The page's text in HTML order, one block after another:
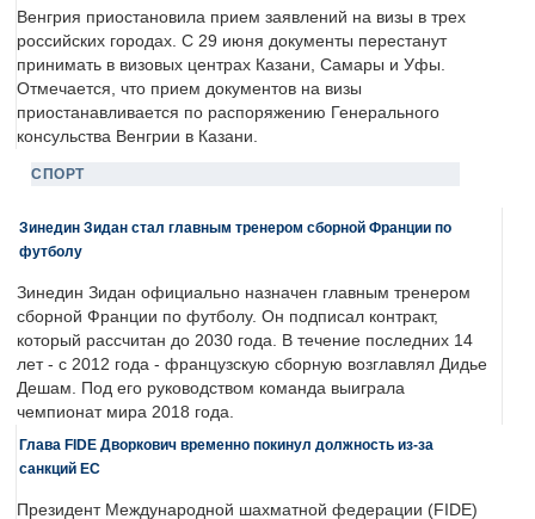
Венгрия приостановила прием заявлений на визы в трех
российских городах. С 29 июня документы перестанут
принимать в визовых центрах Казани, Самары и Уфы.
Отмечается, что прием документов на визы
приостанавливается по распоряжению Генерального
консульства Венгрии в Казани.
СПОРТ
Зинедин Зидан стал главным тренером сборной Франции по
футболу
Зинедин Зидан официально назначен главным тренером
сборной Франции по футболу. Он подписал контракт,
который рассчитан до 2030 года. В течение последних 14
лет - с 2012 года - французскую сборную возглавлял Дидье
Дешам. Под его руководством команда выиграла
чемпионат мира 2018 года.
Глава FIDE Дворкович временно покинул должность из-за
санкций ЕС
Президент Международной шахматной федерации (FIDE)